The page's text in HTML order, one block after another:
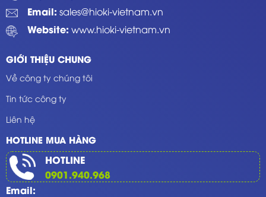
Email: sales@hioki-vietnam.vn
Website: www.hioki-vietnam.vn
GIỚI THIỆU CHUNG
Về công ty chúng tôi
Tin tức công ty
Liên hệ
HOTLINE MUA HÀNG
HOTLINE
0901.940.968
Email: